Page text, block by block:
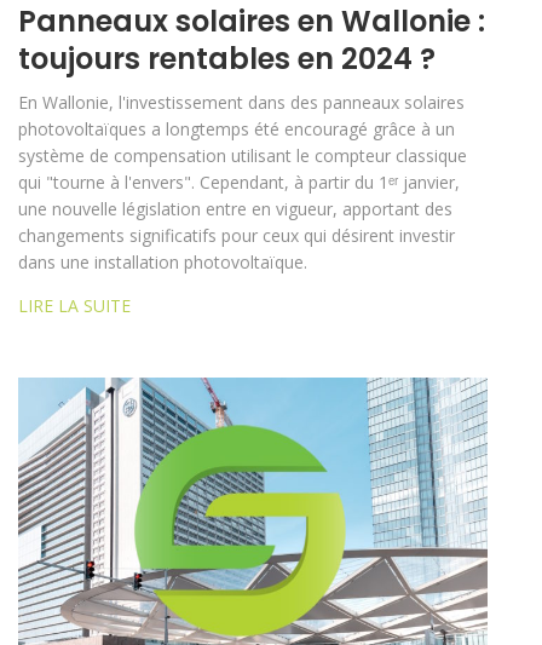
Panneaux solaires en Wallonie :
toujours rentables en 2024 ?
En Wallonie, l'investissement dans des panneaux solaires
photovoltaïques a longtemps été encouragé grâce à un
système de compensation utilisant le compteur classique
qui "tourne à l'envers". Cependant, à partir du 1ᵉʳ janvier,
une nouvelle législation entre en vigueur, apportant des
changements significatifs pour ceux qui désirent investir
dans une installation photovoltaïque.
LIRE LA SUITE